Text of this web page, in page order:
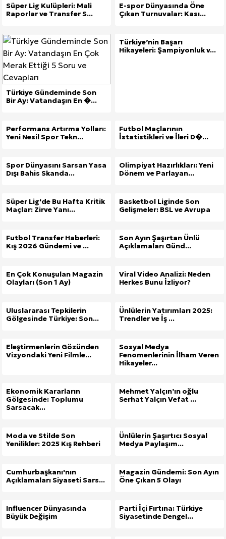
Süper Lig Kulüpleri: Mali
Raporlar ve Transfer S...
E-spor Dünyasında Öne
Çıkan Turnuvalar: Kası...
Türkiye Gündeminde Son
Bir Ay: Vatandaşın En �...
Türkiye’nin Başarı
Hikayeleri: Şampiyonluk v...
Performans Artırma Yolları:
Yeni Nesil Spor Tekn...
Futbol Maçlarının
İstatistikleri ve İleri D�...
Spor Dünyasını Sarsan Yasa
Dışı Bahis Skanda...
Olimpiyat Hazırlıkları: Yeni
Dönem ve Parlayan...
Süper Lig'de Bu Hafta Kritik
Maçlar: Zirve Yanı...
Basketbol Liginde Son
Gelişmeler: BSL ve Avrupa
Futbol Transfer Haberleri:
Kış 2026 Gündemi ve ...
Son Ayın Şaşırtan Ünlü
Açıklamaları Günd...
En Çok Konuşulan Magazin
Olayları (Son 1 Ay)
Viral Video Analizi: Neden
Herkes Bunu İzliyor?
Uluslararası Tepkilerin
Gölgesinde Türkiye: Son...
Ünlülerin Yatırımları 2025:
Trendler ve İş ...
Eleştirmenlerin Gözünden
Vizyondaki Yeni Filmle...
Sosyal Medya
Fenomenlerinin İlham Veren
Hikayeler...
Ekonomik Kararların
Gölgesinde: Toplumu
Sarsacak...
Mehmet Yalçın’ın oğlu
Serhat Yalçın Vefat ...
Moda ve Stilde Son
Yenilikler: 2025 Kış Rehberi
Ünlülerin Şaşırtıcı Sosyal
Medya Paylaşım...
Cumhurbaşkanı'nın
Açıklamaları Siyaseti Sars...
Magazin Gündemi: Son Ayın
Öne Çıkan 5 Olayı
Influencer Dünyasında
Büyük Değişim
Parti İçi Fırtına: Türkiye
Siyasetinde Dengel...